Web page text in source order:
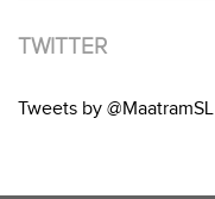
TWITTER
Tweets by @MaatramSL